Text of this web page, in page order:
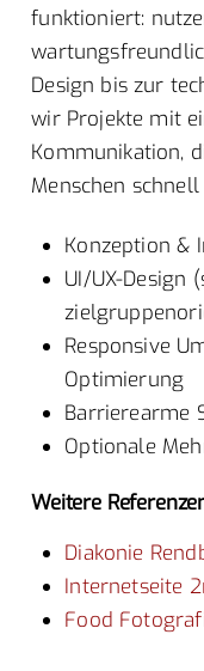
funktioniert:
Design bis zur
wir Projekte mit
Kommunikation,
Menschen
Konzeption &
UI/UX-Design
Responsive
Optimierung
Barrierearme
Optionale
Weitere
Diakonie
Internetseite
Food